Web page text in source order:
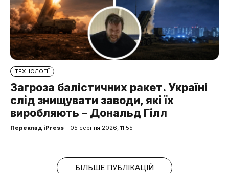
ТЕХНОЛОГІЇ
Загроза балістичних ракет. Україні
слід знищувати заводи, які їх
виробляють – Дональд Гілл
Переклад iPress – 05 серпня 2026, 11:55
БІЛЬШЕ ПУБЛІКАЦІЙ